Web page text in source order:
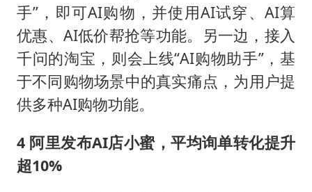
手”，即可AI购物，并使用AI试穿、AI算
优惠、AI低价帮抢等功能。另一边，接入
千问的淘宝，则会上线“AI购物助手”，基
于不同购物场景中的真实痛点，为用户提
供多种AI购物功能。
4 阿里发布AI店小蜜，平均询单转化提升
超10%